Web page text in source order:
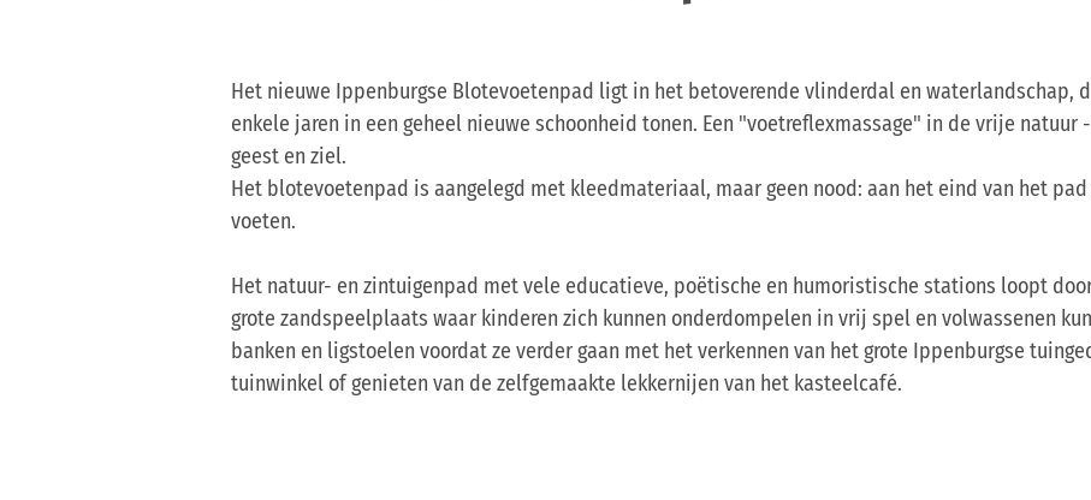
Het nieuwe Ippenburgse Blotevoetenpad ligt in het betoverende vlinderdal en waterlandschap,
enkele jaren in een geheel nieuwe schoonheid tonen. Een "voetreflexmassage" in de vrije natuur
geest en ziel.
Het blotevoetenpad is aangelegd met kleedmateriaal, maar geen nood: aan het eind van het
voeten.
Het natuur- en zintuigenpad met vele educatieve, poëtische en humoristische stations loopt
grote zandspeelplaats waar kinderen zich kunnen onderdompelen in vrij spel en volwassenen
banken en ligstoelen voordat ze verder gaan met het verkennen van het grote Ippenburgse
tuinwinkel of genieten van de zelfgemaakte lekkernijen van het kasteelcafé.